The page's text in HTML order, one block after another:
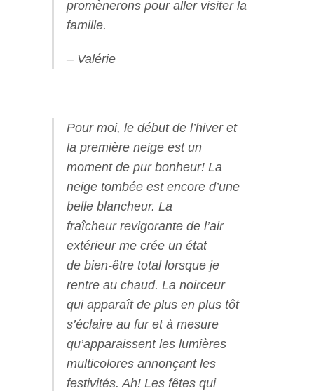
promènerons pour aller visiter la
famille.
– Valérie
Pour moi, le début de l’hiver et
la première neige est un
moment de pur bonheur! La
neige tombée est encore d’une
belle blancheur. La
fraîcheur revigorante de l’air
extérieur me crée un état
de bien-être total lorsque je
rentre au chaud. La noirceur
qui apparaît de plus en plus tôt
s’éclaire au fur et à mesure
qu’apparaissent les lumières
multicolores annonçant les
festivités. Ah! Les fêtes qui